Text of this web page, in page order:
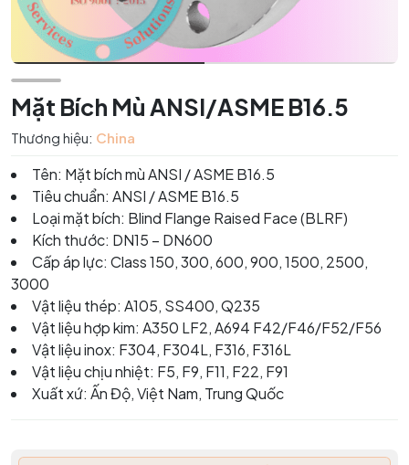
Mặt Bích Mù ANSI/ASME B16.5
Thương hiệu: China
Tên: Mặt bích mù ANSI / ASME B16.5
Tiêu chuẩn: ANSI / ASME B16.5
Loại mặt bích: Blind Flange Raised Face (BLRF)
Kích thước: DN15 – DN600
Cấp áp lực: Class 150, 300, 600, 900, 1500, 2500,
3000
Vật liệu thép: A105, SS400, Q235
Vật liệu hợp kim: A350 LF2, A694 F42/F46/F52/F56
Vật liệu inox: F304, F304L, F316, F316L
Vật liệu chịu nhiệt: F5, F9, F11, F22, F91
Xuất xứ: Ấn Độ, Việt Nam, Trung Quốc